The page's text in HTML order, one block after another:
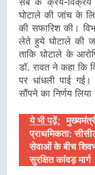
घोटाले की जांच के
की सफारिश की।
लेते हुये घोटाले की
ताकि घोटाले के
डॉ. रावत ने कहा कि
पर धांधली पाई
सौंपने का निर्णय लिया
ये भी पढ़ें:
प्राथमिकता:
सेवाओं के बीच
सुरक्षित कांवड़ मार्ग